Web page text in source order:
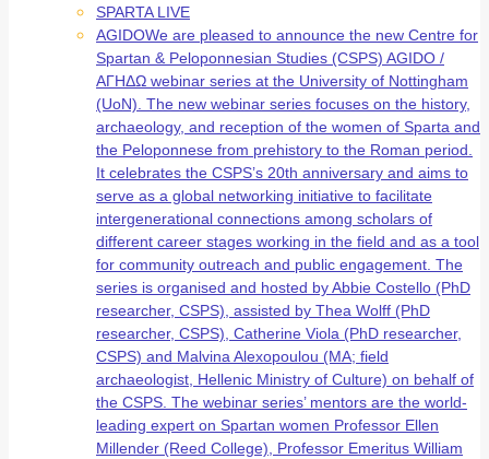
SPARTA LIVE
AGIDOWe are pleased to announce the new Centre for
Spartan & Peloponnesian Studies (CSPS) AGIDO /
ΑΓΗΔΩ webinar series at the University of Nottingham
(UoN). The new webinar series focuses on the history,
archaeology, and reception of the women of Sparta and
the Peloponnese from prehistory to the Roman period.
It celebrates the CSPS’s 20th anniversary and aims to
serve as a global networking initiative to facilitate
intergenerational connections among scholars of
different career stages working in the field and as a tool
for community outreach and public engagement. The
series is organised and hosted by Abbie Costello (PhD
researcher, CSPS), assisted by Thea Wolff (PhD
researcher, CSPS), Catherine Viola (PhD researcher,
CSPS) and Malvina Alexopoulou (MA; field
archaeologist, Hellenic Ministry of Culture) on behalf of
the CSPS. The webinar series’ mentors are the world-
leading expert on Spartan women Professor Ellen
Millender (Reed College), Professor Emeritus William